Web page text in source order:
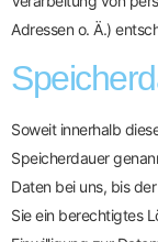
Adressen o. Ä.)
Soweit innerhalb
Speicherdauer
Daten bei uns, bis
Sie ein berechtigtes